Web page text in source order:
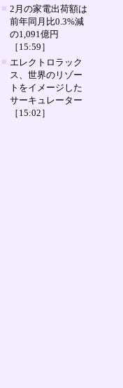
■ 2月の家電出荷額は
前年同月比0.3%減
の1,091億円
［15:59］
■ エレクトロラック
ス、世界のリゾー
トをイメージした
サーキュレーター
［15:02］